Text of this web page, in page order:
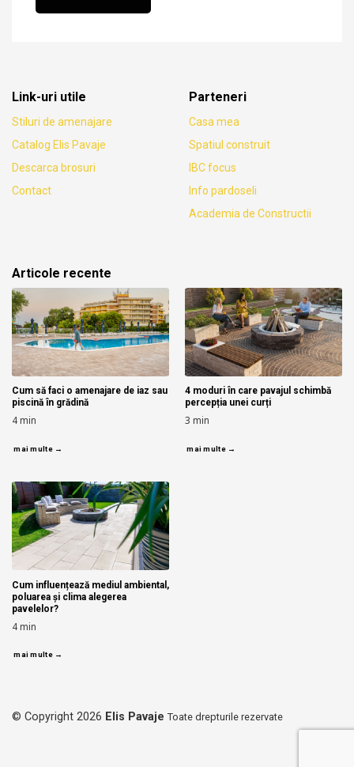
Link-uri utile
Stiluri de amenajare
Catalog Elis Pavaje
Descarca brosuri
Contact
Parteneri
Casa mea
Spatiul construit
IBC focus
Info pardoseli
Academia de Constructii
Articole recente
Cum să faci o amenajare de iaz sau
piscină în grădină
4min
mai multe →
4 moduri în care pavajul schimbă
percepția unei curți
3 min
mai multe →
Cum influențează mediul ambiental,
poluarea și clima alegerea
pavelelor?
4min
mai multe →
© Copyright 2026 Elis Pavaje Toate drepturile rezervate